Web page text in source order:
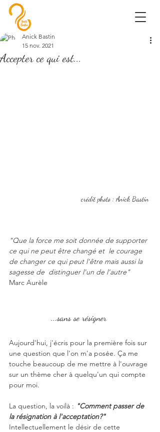
Accepter ce qui est...
Anick Bastin
15 nov. 2021
crédit photo : Anick Bastin
"Que la force me soit donnée de supporter
ce qui ne peut être changé et  le courage
de changer ce qui peut l'être mais aussi la
sagesse de  distinguer l'un de l'autre"
Marc Aurèle
...sans se résigner
Aujourd'hui, j'écris pour la première fois sur
une question que l'on m'a posée. Ça me
touche beaucoup de me mettre à l'ouvrage
sur un thème cher à quelqu'un qui compte
pour moi.
La question, la voilà : "Comment passer de
la résignation à l'acceptation?"
Intellectuellement le désir de cette